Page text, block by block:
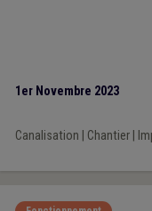
1er Novembre 2023
Canalisation Chantier|